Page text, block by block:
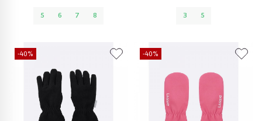
5 6 7 8 3 5
-40% -40%